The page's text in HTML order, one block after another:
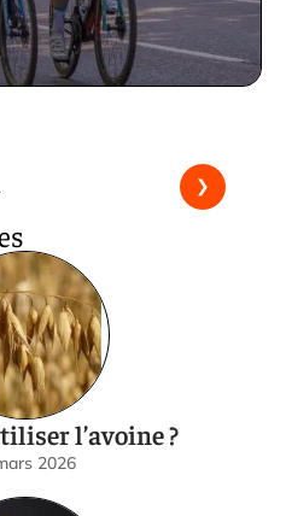
l’avoine ?
2026